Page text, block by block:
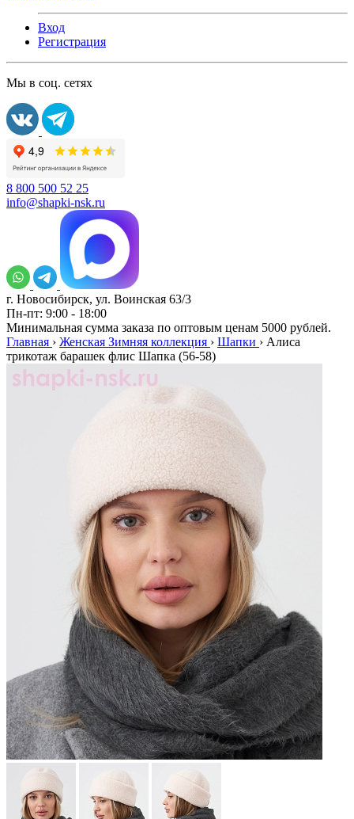
Вход
Регистрация
Мы в соц. сетях
8 800 500 52 25
info@shapki-nsk.ru
г. Новосибирск, ул. Воинская 63/3
Пн-пт: 9:00 - 18:00
Минимальная сумма заказа по оптовым ценам 5000 рублей.
Главная › Женская Зимняя коллекция › Шапки › Алиса
трикотаж барашек флис Шапка (56-58)